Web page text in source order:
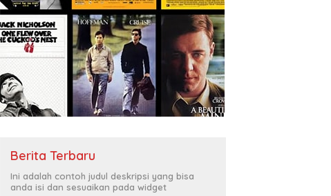
Berita Terbaru
Ini adalah contoh judul deskripsi yang bisa
anda isi dan sesuaikan pada widget